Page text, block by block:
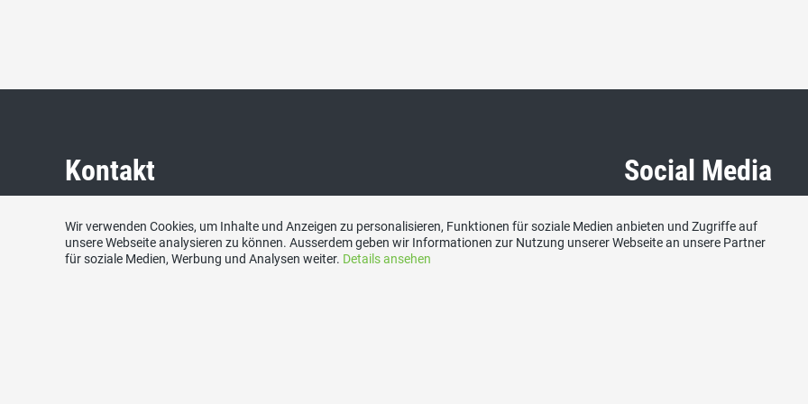
Kontakt
SVP Widen
c/o Mario Alini
Kreuzweidstrasse 6
Social Media
Besuchen Sie uns bei:
Wir verwenden Cookies, um Inhalte und Anzeigen zu personalisieren, Funktionen für soziale Medien anbieten und Zugriffe auf
unsere Webseite analysieren zu können. Ausserdem geben wir Informationen zur Nutzung unserer Webseite an unsere Partner
für soziale Medien, Werbung und Analysen weiter. Details ansehen